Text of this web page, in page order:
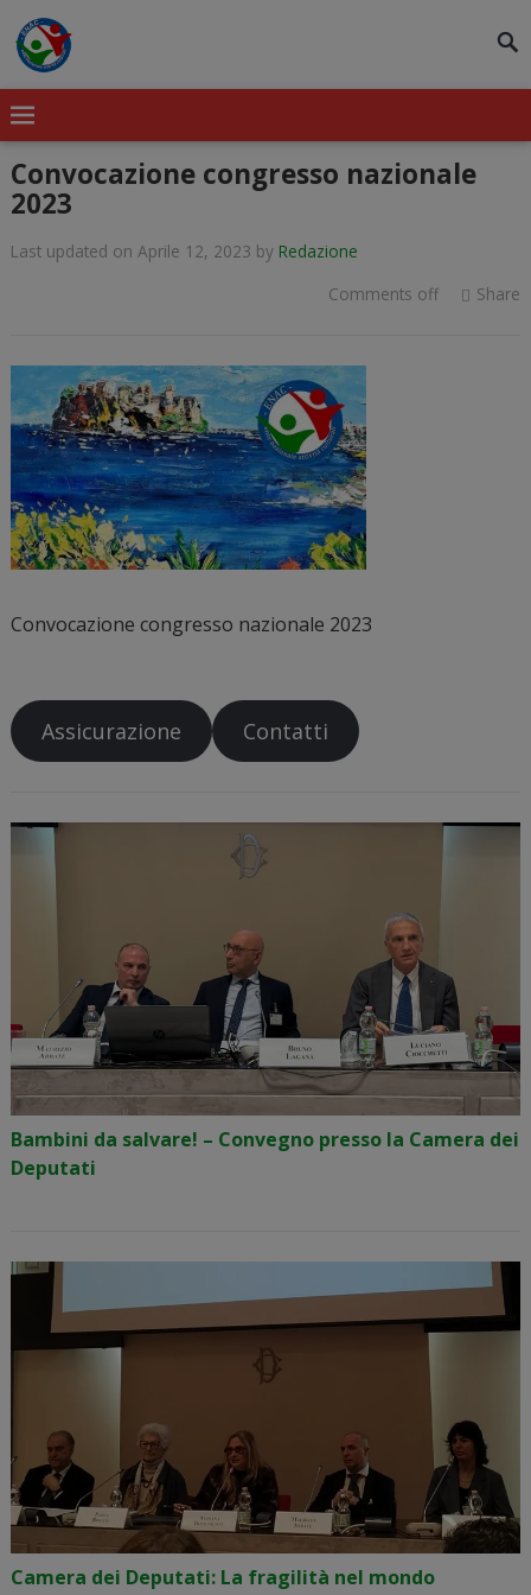
Convocazione congresso nazionale
2023
Last updated on Aprile 12, 2023 by Redazione
Comments off
Share
Convocazione congresso nazionale 2023
Assicurazione Contatti
Bambini da salvare! – Convegno presso la Camera dei
Deputati
Camera dei Deputati: La fragilità nel mondo